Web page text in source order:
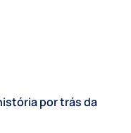
por trás da